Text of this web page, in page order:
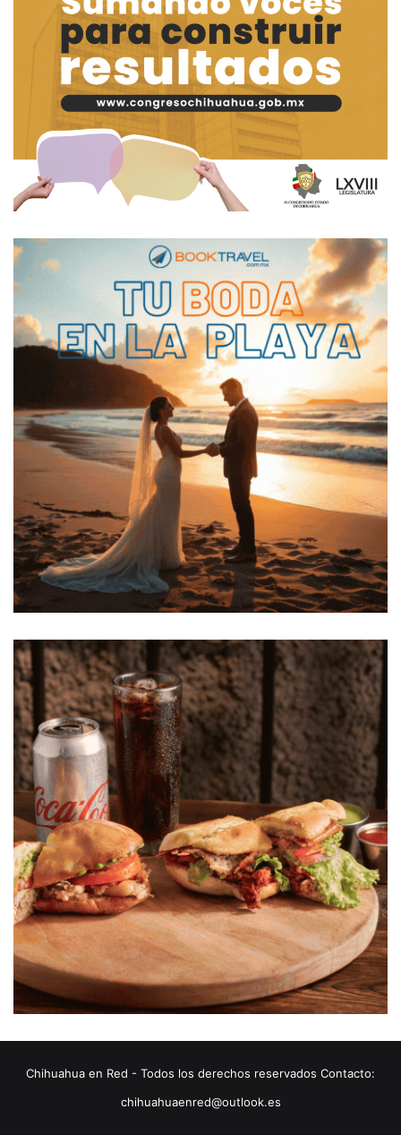
Chihuahua en Red - Todos los derechos reservados Contacto:
chihuahuaenred@outlook.es